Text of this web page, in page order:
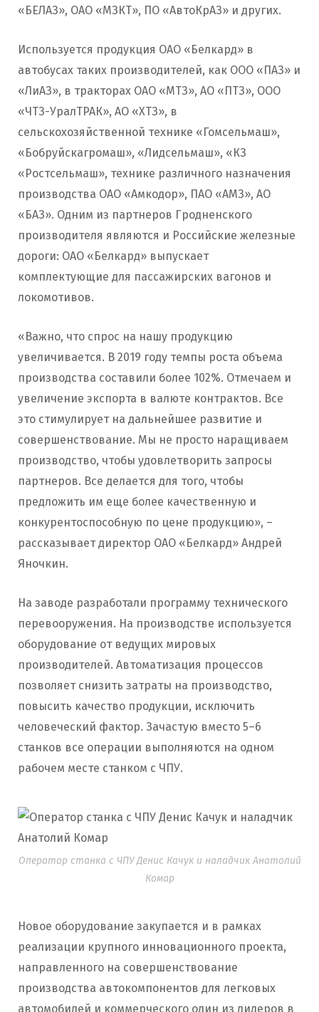
«БЕЛАЗ», ОАО «МЗКТ», ПО «АвтоКрАЗ» и других.
Используется продукция ОАО «Белкард» в
автобусах таких производителей, как ООО «ПАЗ» и
«ЛиАЗ», в тракторах ОАО «МТЗ», АО «ПТЗ», ООО
«ЧТЗ-УралТРАК», АО «ХТЗ», в
сельскохозяйственной технике «Гомсельмаш»,
«Бобруйскагромаш», «Лидсельмаш», «КЗ
«Ростсельмаш», технике различного назначения
производства ОАО «Амкодор», ПАО «АМЗ», АО
«БАЗ». Одним из партнеров Гродненского
производителя являются и Российские железные
дороги: ОАО «Белкард» выпускает
комплектующие для пассажирских вагонов и
локомотивов.
«Важно, что спрос на нашу продукцию
увеличивается. В 2019 году темпы роста объема
производства составили более 102%. Отмечаем и
увеличение экспорта в валюте контрактов. Все
это стимулирует на дальнейшее развитие и
совершенствование. Мы не просто наращиваем
производство, чтобы удовлетворить запросы
партнеров. Все делается для того, чтобы
предложить им еще более качественную и
конкурентоспособную по цене продукцию», –
рассказывает директор ОАО «Белкард» Андрей
Яночкин.
На заводе разработали программу технического
перевооружения. На производстве используется
оборудование от ведущих мировых
производителей. Автоматизация процессов
позволяет снизить затраты на производство,
повысить качество продукции, исключить
человеческий фактор. Зачастую вместо 5–6
станков все операции выполняются на одном
рабочем месте станком с ЧПУ.
Оператор станка с ЧПУ Денис Качук и наладчик Анатолий
Комар
Новое оборудование закупается и в рамках
реализации крупного инновационного проекта,
направленного на совершенствование
производства автокомпонентов для легковых
автомобилей и коммерческого один из лидеров в